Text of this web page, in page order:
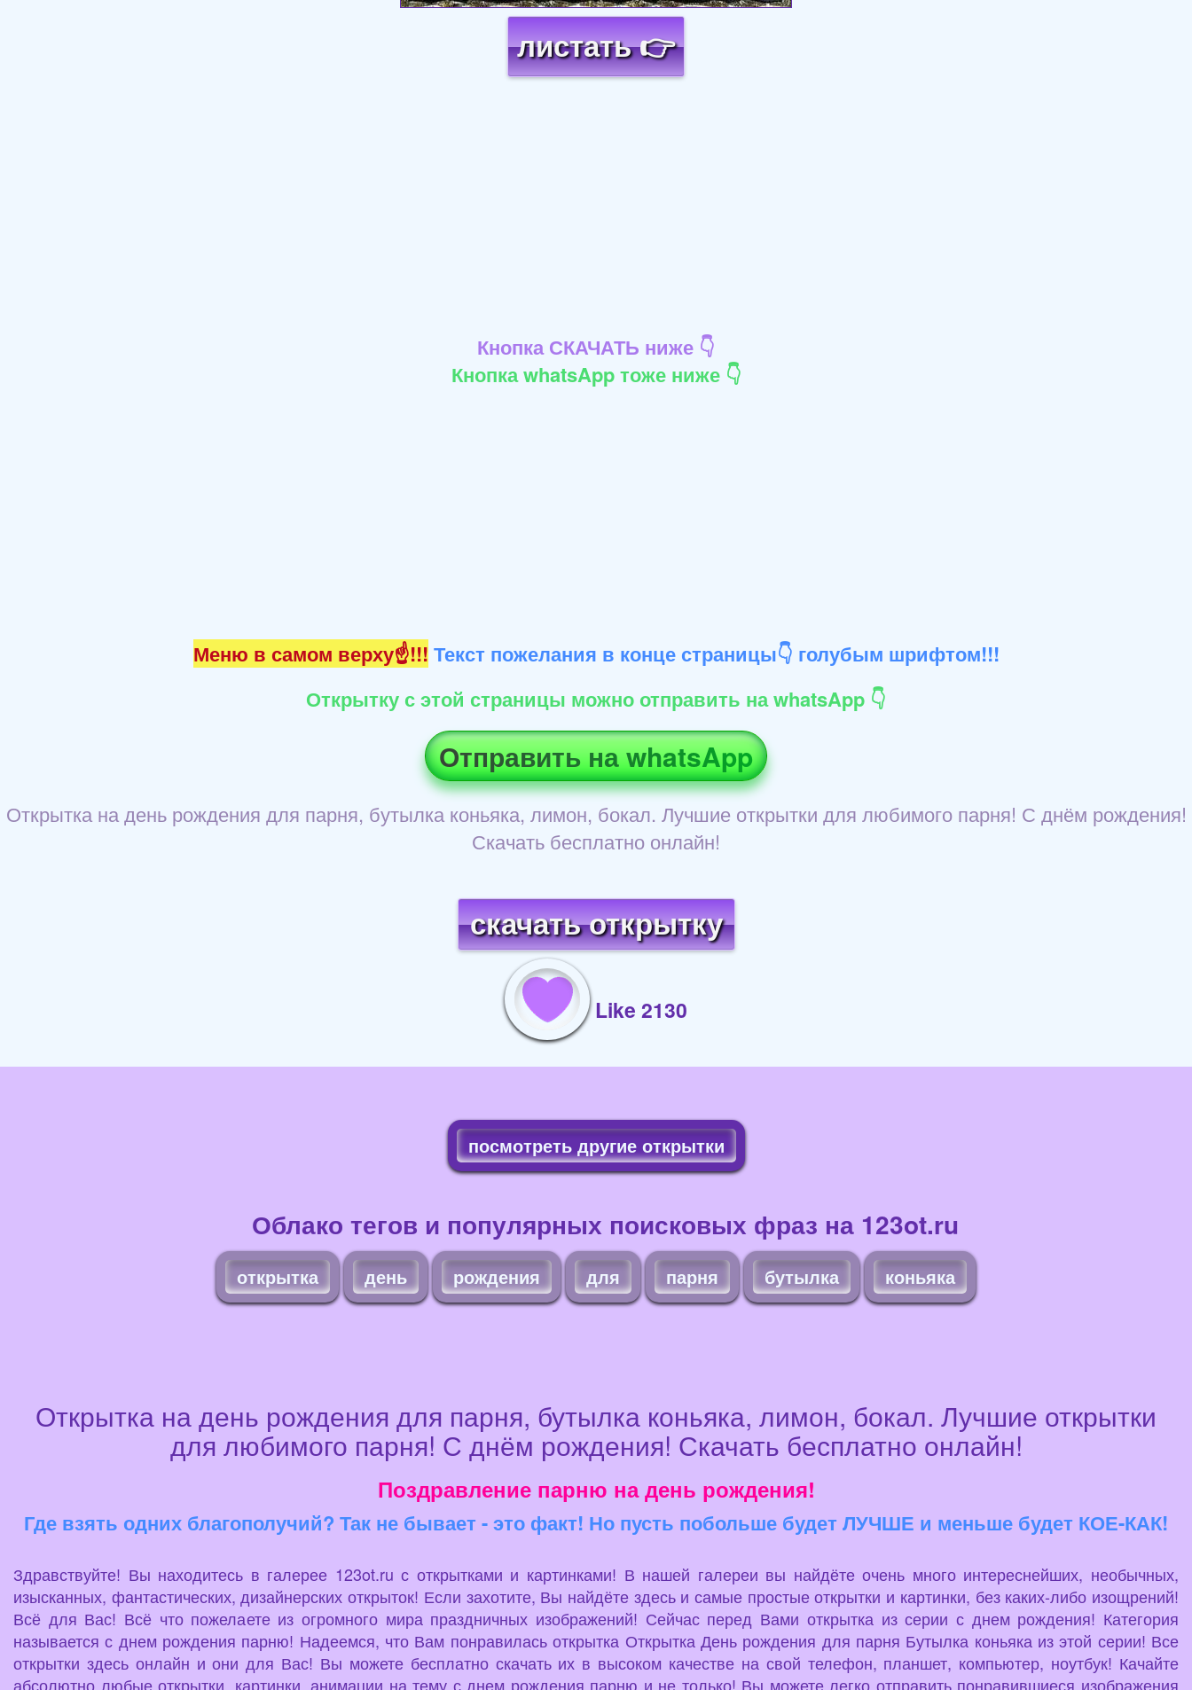
листать 👉
Кнопка СКАЧАТЬ ниже 👇
Кнопка whatsApp тоже ниже 👇
Меню в самом верху☝!!! Текст пожелания в конце страницы👇 голубым шрифтом!!!
Открытку с этой страницы можно отправить на whatsApp 👇
Отправить на whatsApp
Открытка на день рождения для парня, бутылка коньяка, лимон, бокал. Лучшие открытки для любимого парня! С днём рождения!
Скачать бесплатно онлайн!
скачать открытку
Like 2130
посмотреть другие открытки
Облако тегов и популярных поисковых фраз на 123ot.ru
открытка день рождения для парня бутылка коньяка
Открытка на день рождения для парня, бутылка коньяка, лимон, бокал. Лучшие открытки
для любимого парня! С днём рождения! Скачать бесплатно онлайн!
Поздравление парню на день рождения!
Где взять одних благополучий? Так не бывает - это факт! Но пусть побольше будет ЛУЧШЕ и меньше будет КОЕ-КАК!
Здравствуйте! Вы находитесь в галерее 123ot.ru с открытками и картинками! В нашей галереи вы найдёте очень много интереснейших, необычных,
изысканных, фантастических, дизайнерских открыток! Если захотите, Вы найдёте здесь и самые простые открытки и картинки, без каких-либо изощрений!
Всё для Вас! Всё что пожелаете из огромного мира праздничных изображений! Сейчас перед Вами открытка из серии с днем рождения! Категория
называется с днем рождения парню! Надеемся, что Вам понравилась открытка Открытка День рождения для парня Бутылка коньяка из этой серии! Все
открытки здесь онлайн и они для Вас! Вы можете бесплатно скачать их в высоком качестве на свой телефон, планшет, компьютер, ноутбук! Качайте
абсолютно любые открытки, картинки, анимации на тему с днем рождения парню и не только! Вы можете легко отправить понравившиеся изображения